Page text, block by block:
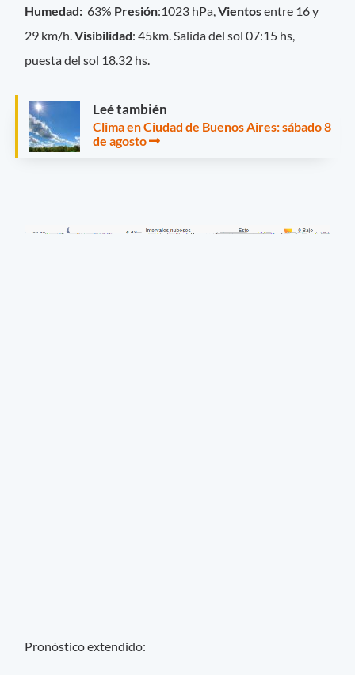
Humedad: 63% Presión:1023 hPa,Vientosentre 16 y
29 km/h. Visibilidad: 45km. Salida del sol 07:15 hs,
puesta del sol 18.32 hs.
Leé también
Clima en Ciudad de Buenos Aires: sábado 8
de agosto
Pronóstico extendido: